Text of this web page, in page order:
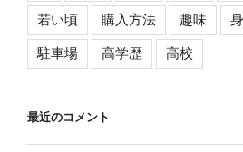
若い頃 購入方法 趣味
駐車場 高学歴 高校
最近のコメント